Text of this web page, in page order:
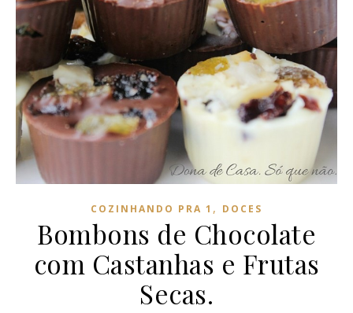
COZINHANDO PRA 1 , DOCES
Bombons de Chocolate
com Castanhas e Frutas
Secas.